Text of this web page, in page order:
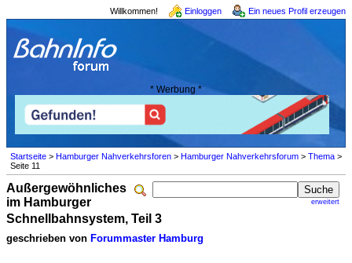
Willkommen! Einloggen Ein neues Profil erzeugen
* Werbung *
Startseite > Hamburger Nahverkehrsforen > Hamburger Nahverkehrsforum > Thema >
Seite 11
erweitert
Außergewöhnliches
im Hamburger
Schnellbahnsystem, Teil 3
geschrieben von Forummaster Hamburg